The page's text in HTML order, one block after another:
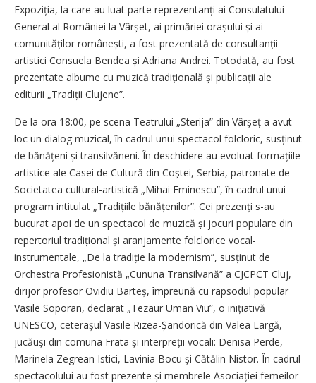
Expoziția, la care au luat parte reprezentanți ai Consulatului
General al României la Vârșet, ai primăriei orașului și ai
comunităților românești, a fost prezentată de consultanții
artistici Consuela Bendea și Adriana Andrei. Totodată, au fost
prezentate albume cu muzică tradițională și publicații ale
editurii „Tradiții Clujene”.
De la ora 18:00, pe scena Teatrului „Sterija” din Vârșeț a avut
loc un dialog muzical, în cadrul unui spectacol folcloric, susținut
de bănățeni și transilvăneni. În deschidere au evoluat formațiile
artistice ale Casei de Cultură din Coștei, Serbia, patronate de
Societatea cultural-artistică „Mihai Eminescu”, în cadrul unui
program intitulat „Tra­dițiile bănă­țenilor”. Cei prezenți s-au
bucurat apoi de un spectacol de muzică și jocuri populare din
repertoriul tra­dițional și aranjamente folclorice vocal-
instrumentale, „De la tradiție la modernism”, susținut de
Orchestra Profesionistă „Cununa Transilvană” a CJCPCT Cluj,
dirijor profesor Ovidiu Barteș, împreună cu rapsodul popular
Vasile Soporan, declarat „Tezaur Uman Viu”, o inițiativă
UNESCO, ceterașul Vasile Rizea-Șandorică din Valea Largă,
jucăuși din comuna Frata și interpreții vocali: Denisa Perde,
Marinela Zegrean Istici, Lavinia Bocu și Cătălin Nistor. În cadrul
spectacolului au fost prezente și membrele Asocia­ției femeilor